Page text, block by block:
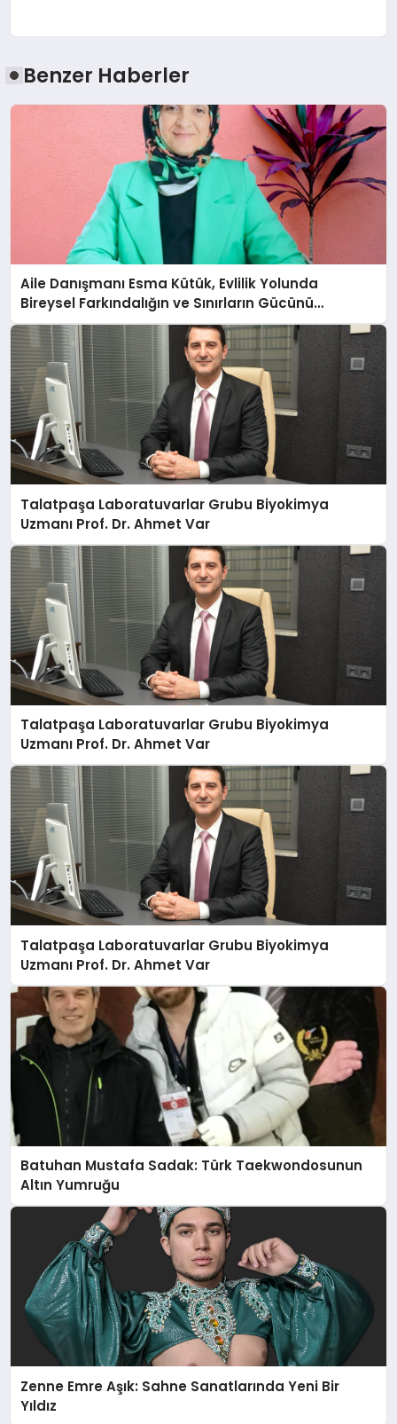
Benzer Haberler
Aile Danışmanı Esma Kütük, Evlilik Yolunda
Bireysel Farkındalığın ve Sınırların Gücünü
Anlatıyor
Talatpaşa Laboratuvarlar Grubu Biyokimya
Uzmanı Prof. Dr. Ahmet Var
Talatpaşa Laboratuvarlar Grubu Biyokimya
Uzmanı Prof. Dr. Ahmet Var
Talatpaşa Laboratuvarlar Grubu Biyokimya
Uzmanı Prof. Dr. Ahmet Var
Batuhan Mustafa Sadak: Türk Taekwondosunun
Altın Yumruğu
Zenne Emre Aşık: Sahne Sanatlarında Yeni Bir
Yıldız